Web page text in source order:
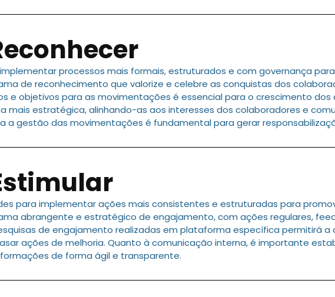
processos mais formais, estruturados e com governança
de reconhecimento que valorize e celebre as conquistas dos
e objetivos para as movimentações é essencial para o crescimento
mais estratégica, alinhando-as aos interesses dos colaboradores e
a gestão das movimentações é fundamental para gerar
para implementar ações mais consistentes e estruturadas para
abrangente e estratégico de engajamento, com ações regulares,
de engajamento realizadas em plataforma específica permitirá
ações de melhoria. Quanto à comunicação interna, é importante
de forma ágil e transparente.